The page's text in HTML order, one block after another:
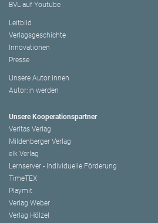
BVL auf Youtube
Leitbild
Verlagsgeschichte
Innovationen
Presse
Unsere Autor:innen
Autor:in werden
Unsere Kooperationspartner
Veritas Verlag
Mildenberger Verlag
elk Verlag
Lernserver - Individuelle Förderung
TimeTEX
Playmit
Verlag Weber
Verlag Hölzel